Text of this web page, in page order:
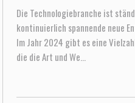
Die Technologiebranche ist
kontinuierlich spannende neue
Im Jahr 2024 gibt es eine
die die Art und We...